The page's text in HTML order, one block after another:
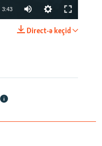
3:43
Direct-ə keçid